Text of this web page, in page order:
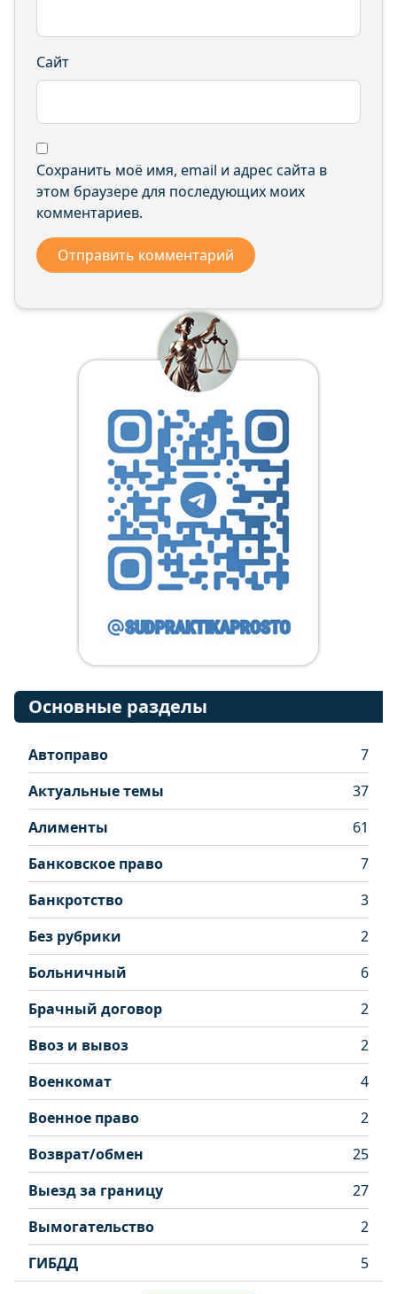
Сайт
Сохранить моё имя, email и адрес сайта в
этом браузере для последующих моих
комментариев.
Основные разделы
Автоправо
7
Актуальные темы
37
Алименты
61
Банковское право
7
Банкротство
3
Без рубрики
2
Больничный
6
Брачный договор
2
Ввоз и вывоз
2
Военкомат
4
Военное право
2
Возврат/обмен
25
Выезд за границу
27
Вымогательство
2
ГИБДД
5